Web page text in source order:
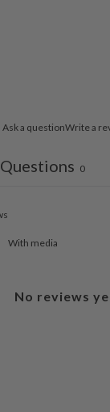
Ask a questionWrite a
Questions 0
With media
No reviews